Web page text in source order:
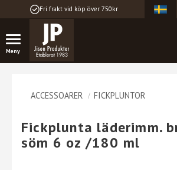
Fri frakt vid köp över 750kr
ACCESSOARER FICKPLUNTOR
Fickplunta läderimm.
söm 6 oz /180 ml